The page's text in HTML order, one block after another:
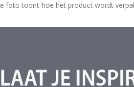
foto toont hoe het product wordt